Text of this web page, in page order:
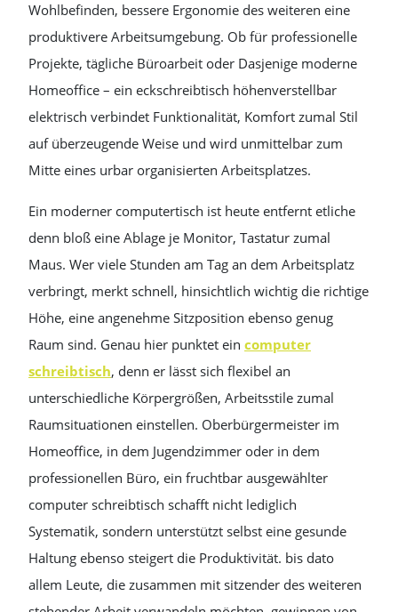
Wohlbefinden, bessere Ergonomie des weiteren eine
produktivere Arbeitsumgebung. Ob für professionelle
Projekte, tägliche Büroarbeit oder Dasjenige moderne
Homeoffice – ein eckschreibtisch höhenverstellbar
elektrisch verbindet Funktionalität, Komfort zumal Stil
auf überzeugende Weise und wird unmittelbar zum
Mitte eines urbar organisierten Arbeitsplatzes.
Ein moderner computertisch ist heute entfernt etliche
denn bloß eine Ablage je Monitor, Tastatur zumal
Maus. Wer viele Stunden am Tag an dem Arbeitsplatz
verbringt, merkt schnell, hinsichtlich wichtig die richtige
Höhe, eine angenehme Sitzposition ebenso genug
Raum sind. Genau hier punktet ein computer
schreibtisch, denn er lässt sich flexibel an
unterschiedliche Körpergrößen, Arbeitsstile zumal
Raumsituationen einstellen. Oberbürgermeister im
Homeoffice, in dem Jugendzimmer oder in dem
professionellen Büro, ein fruchtbar ausgewählter
computer schreibtisch schafft nicht lediglich
Systematik, sondern unterstützt selbst eine gesunde
Haltung ebenso steigert die Produktivität. bis dato
allem Leute, die zusammen mit sitzender des weiteren